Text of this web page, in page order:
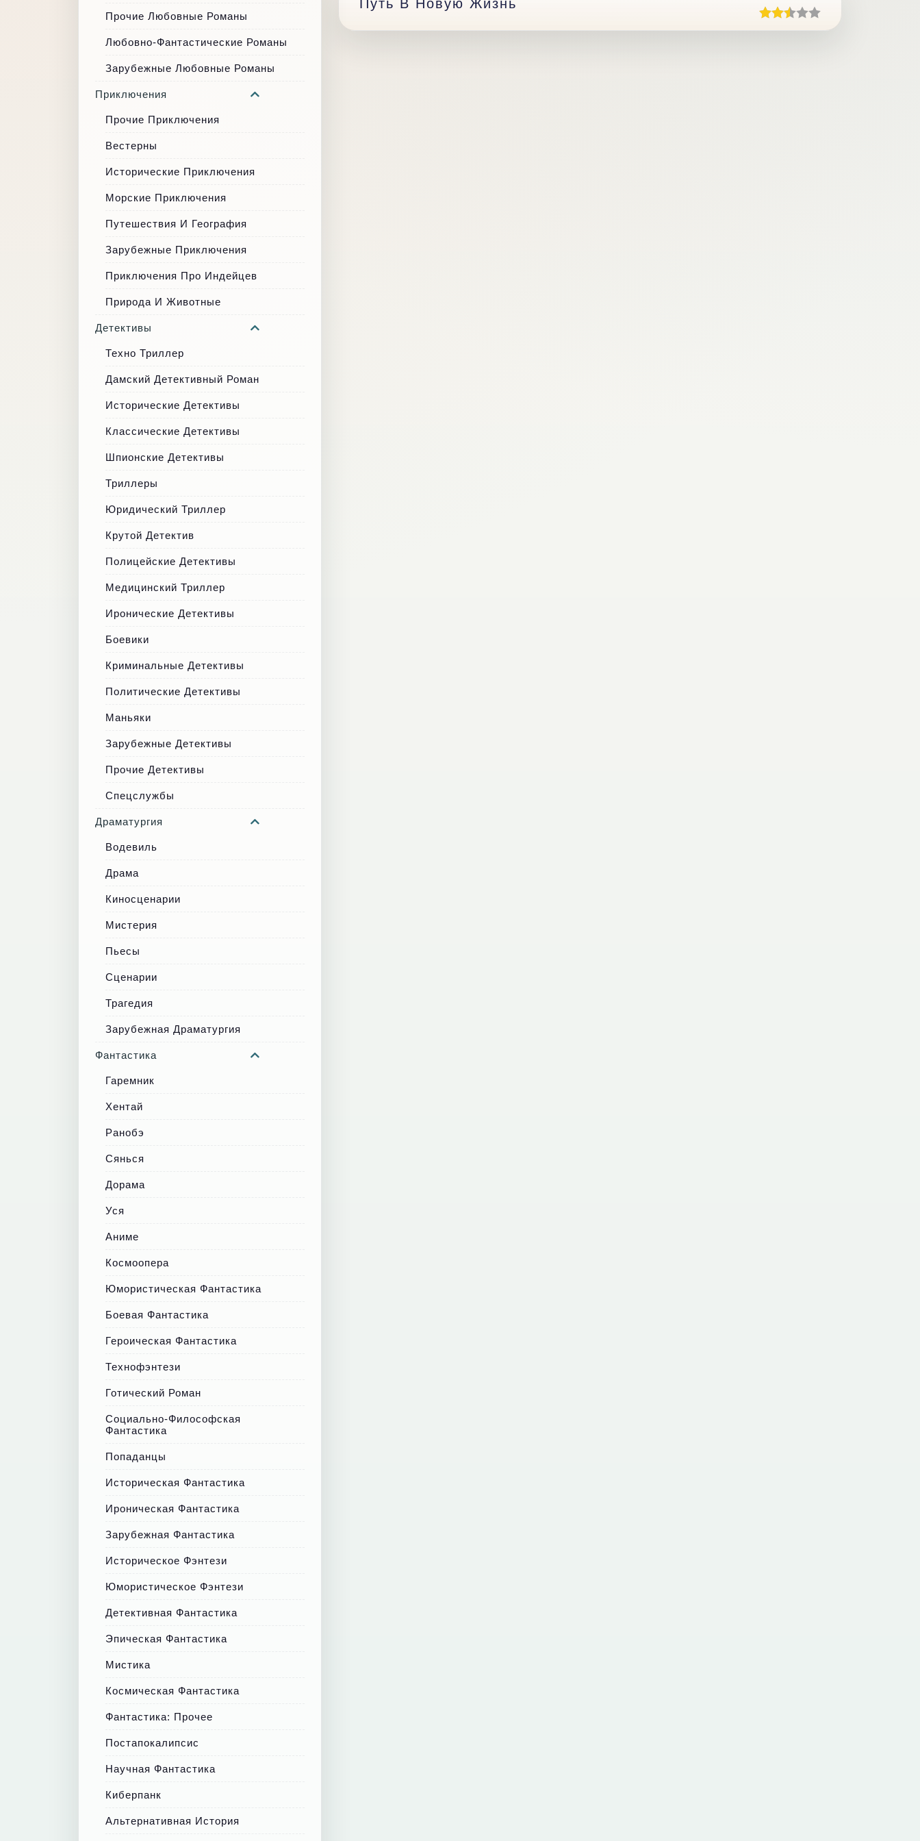
Путь В Новую Жизнь
Прочие Любовные Романы
Любовно-Фантастические Романы
Зарубежные Любовные Романы
Приключения
Прочие Приключения
Вестерны
Исторические Приключения
Морские Приключения
Путешествия И География
Зарубежные Приключения
Приключения Про Индейцев
Природа И Животные
Детективы
Техно Триллер
Дамский Детективный Роман
Исторические Детективы
Классические Детективы
Шпионские Детективы
Триллеры
Юридический Триллер
Крутой Детектив
Полицейские Детективы
Медицинский Триллер
Иронические Детективы
Боевики
Криминальные Детективы
Политические Детективы
Маньяки
Зарубежные Детективы
Прочие Детективы
Спецслужбы
Драматургия
Водевиль
Драма
Киносценарии
Мистерия
Пьесы
Сценарии
Трагедия
Зарубежная Драматургия
Фантастика
Гаремник
Хентай
Ранобэ
Сянься
Дорама
Уся
Аниме
Космоопера
Юмористическая Фантастика
Боевая Фантастика
Героическая Фантастика
Технофэнтези
Готический Роман
Социально-Философская
Фантастика
Попаданцы
Историческая Фантастика
Ироническая Фантастика
Зарубежная Фантастика
Историческое Фэнтези
Юмористическое Фэнтези
Детективная Фантастика
Эпическая Фантастика
Мистика
Космическая Фантастика
Фантастика: Прочее
Постапокалипсис
Научная Фантастика
Киберпанк
Альтернативная История